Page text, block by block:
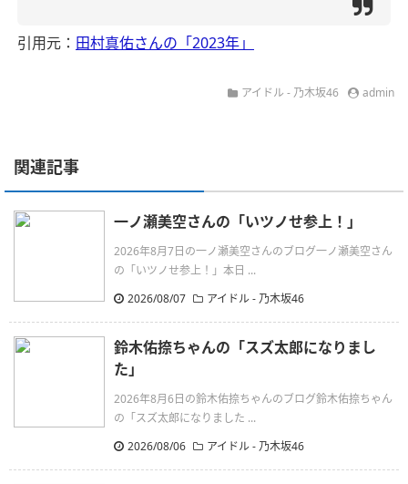
引用元： 田村真佑さんの「2023年」
アイドル - 乃木坂46 admin
関連記事
一ノ瀬美空さんの「いツノせ参上！」
2026年8月7日の一ノ瀬美空さんのブログ一ノ瀬美空さん
の「いツノせ参上！」本日 ...
2026/08/07
アイドル - 乃木坂46
鈴木佑捺ちゃんの「スズ太郎になりまし
た」
2026年8月6日の鈴木佑捺ちゃんのブログ鈴木佑捺ちゃん
の「スズ太郎になりました ...
2026/08/06
アイドル - 乃木坂46